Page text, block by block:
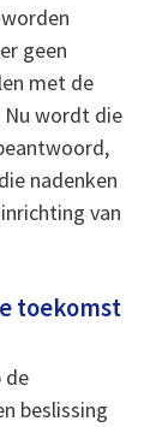
geen
met de
Nu wordt die
nadenken
van
toekomst
de
beslissing